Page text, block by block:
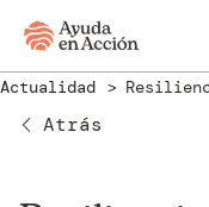
Actualidad
Atrás